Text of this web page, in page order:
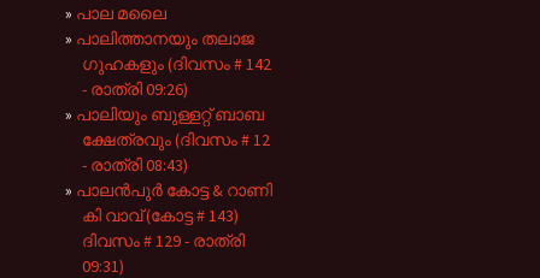
പാല മലൈ
പാലിത്താനയും തലാജ
ഗുഹകളും (ദിവസം # 142
- രാത്രി 09:26)
പാലിയും ബുള്ളറ്റ് ബാബ
ക്ഷേത്രവും (ദിവസം # 12
- രാത്രി 08:43)
പാലൻപുർ കോട്ട & റാണി
കി വാവ് (കോട്ട # 143)
ദിവസം # 129 - രാത്രി
09:31)